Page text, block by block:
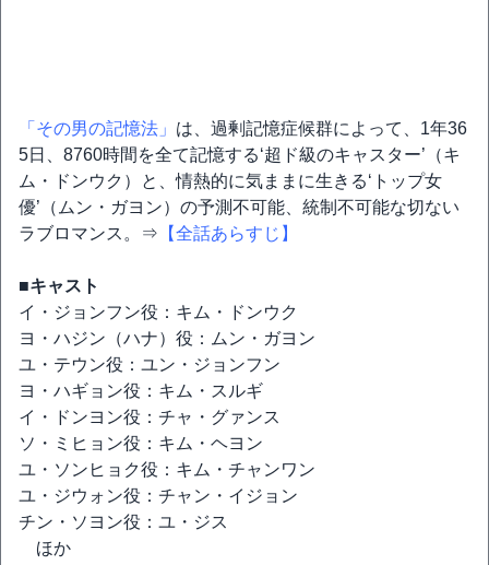
「その男の記憶法」 は、過剰記憶症候群によって、1年36
5日、8760時間を全て記憶する‘超ド級のキャスター’（キ
ム・ドンウク）と、情熱的に気ままに生きる‘トップ女
優’（ムン・ガヨン）の予測不可能、統制不可能な切ない
ラブロマンス。⇒ 【全話あらすじ】
■キャスト
イ・ジョンフン役：キム・ドンウク
ヨ・ハジン（ハナ）役：ムン・ガヨン
ユ・テウン役：ユン・ジョンフン
ヨ・ハギョン役：キム・スルギ
イ・ドンヨン役：チャ・グァンス
ソ・ミヒョン役：キム・ヘヨン
ユ・ソンヒョク役：キム・チャンワン
ユ・ジウォン役：チャン・イジョン
チン・ソヨン役：ユ・ジス
ほか